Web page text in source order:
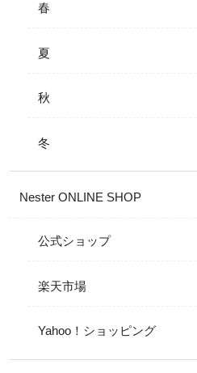
春
夏
秋
冬
Nester ONLINE SHOP
公式ショップ
楽天市場
Yahoo！ショッピング